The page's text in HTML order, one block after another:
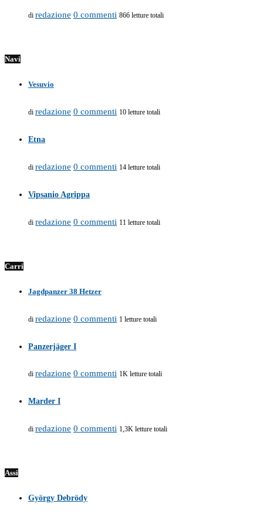
di redazione 0 commenti 866 letture totali
Navi
Vesuvio
di redazione 0 commenti 10 letture totali
Etna
di redazione 0 commenti 14 letture totali
Vipsanio Agrippa
di redazione 0 commenti 11 letture totali
Carri
Jagdpanzer 38 Hetzer
di redazione 0 commenti 1 letture totali
Panzerjäger I
di redazione 0 commenti 1K letture totali
Marder I
di redazione 0 commenti 1,3K letture totali
Assi
György Debrödy